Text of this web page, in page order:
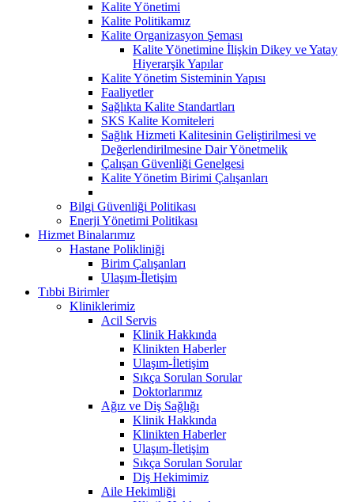
Kalite Yönetimi
Kalite Politikamız
Kalite Organizasyon Şeması
Kalite Yönetimine İlişkin Dikey ve Yatay
Hiyerarşik Yapılar
Kalite Yönetim Sisteminin Yapısı
Faaliyetler
Sağlıkta Kalite Standartları
SKS Kalite Komiteleri
Sağlık Hizmeti Kalitesinin Geliştirilmesi ve
Değerlendirilmesine Dair Yönetmelik
Çalışan Güvenliği Genelgesi
Kalite Yönetim Birimi Çalışanları
Bilgi Güvenliği Politikası
Enerji Yönetimi Politikası
Hizmet Binalarımız
Hastane Polikliniği
Birim Çalışanları
Ulaşım-İletişim
Tıbbi Birimler
Kliniklerimiz
Acil Servis
Klinik Hakkında
Klinikten Haberler
Ulaşım-İletişim
Sıkça Sorulan Sorular
Doktorlarımız
Ağız ve Diş Sağlığı
Klinik Hakkında
Klinikten Haberler
Ulaşım-İletişim
Sıkça Sorulan Sorular
Diş Hekimimiz
Aile Hekimliği